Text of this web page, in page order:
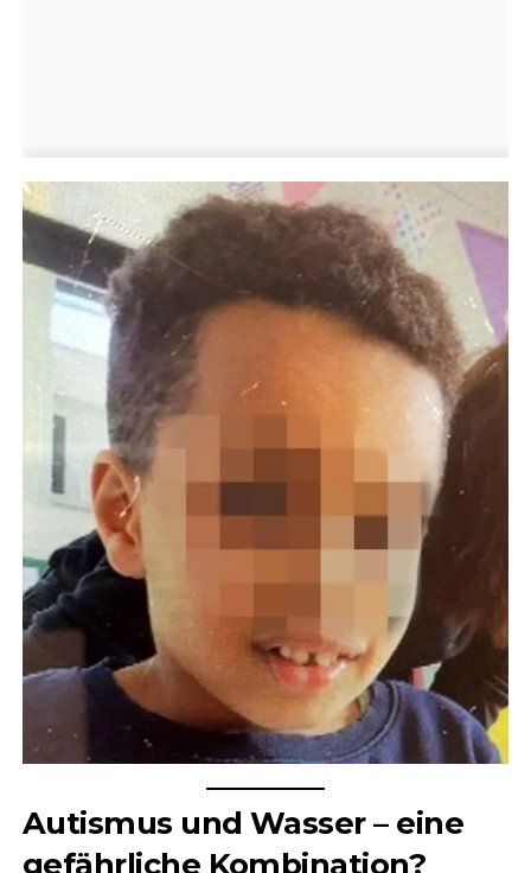
Autismus und Wasser – eine
gefährliche Kombination?